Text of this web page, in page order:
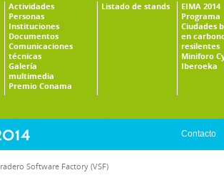
Actividades
Personas
Instituciones
Documentos
Comunicaciones
técnicas
Galería
multimedia
Premio Conama
Listado de stands
EIMA 2014
Programa
Ciudades
en
resilentes
Miniforo
Iberoeka
Contacto
Software Factory (VSF)